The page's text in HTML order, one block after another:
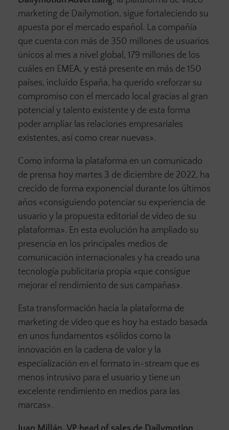
marketing de Dailymotion, sigue fortaleciendo su
apuesta por el mercado español. La compañía
que cuenta con más de 350 millones de usuarios
únicos al mes a nivel global, 179 millones de los
cuáles en EMEA, y está presente en más de 150
países, incluido España, ha querido «reforzar su
compromiso con el mercado local gracias al gran
potencial y talento existente y de esta forma
poder ampliar las relaciones empresariales
existentes, así como crear nuevas».
Como informa la plataforma en un comunicado
de prensa hoy martes 3 de diciembre de 2022, ha
crecido de forma exponencial durante los últimos
años «consiguiendo potenciar su experiencia de
usuario y la propuesta editorial de vídeo de su
plataforma». En esta evolución ha ampliado su
presencia en los principales medios de
comunicación internacionales y ha creado una
tecnología publicitaria propia «que consigue
mejorar el rendimiento de sus campañas».
Esta transformación hacia la plataforma de
marketing de vídeo que es hoy ha estado basada
en unos fundamentos «sólidos como la
innovación en la cadena de valor y la
especialización en el formato in-stream que es
menos intrusivo para el usuario y tiene un
excelente rendimiento en medios para las
marcas».